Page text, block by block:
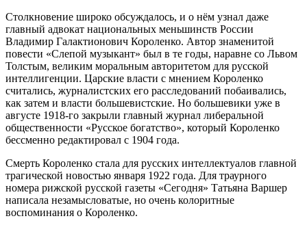
Столкновение широко обсуждалось, и о нём узнал даже
главный адвокат национальных меньшинств России
Владимир Галактионович Короленко. Автор знаменитой
повести «Слепой музыкант» был в те годы, наравне со Львом
Толстым, великим моральным авторитетом для русской
интеллигенции. Царские власти с мнением Короленко
считались, журналистских его расследований побаивались,
как затем и власти большевистские. Но большевики уже в
августе 1918-го закрыли главный журнал либеральной
общественности «Русское богатство», который Короленко
бессменно редактировал с 1904 года.
Смерть Короленко стала для русских интеллектуалов главной
трагической новостью января 1922 года. Для траурного
номера рижской русской газеты «Сегодня» Татьяна Варшер
написала незамысловатые, но очень колоритные
воспоминания о Короленко.